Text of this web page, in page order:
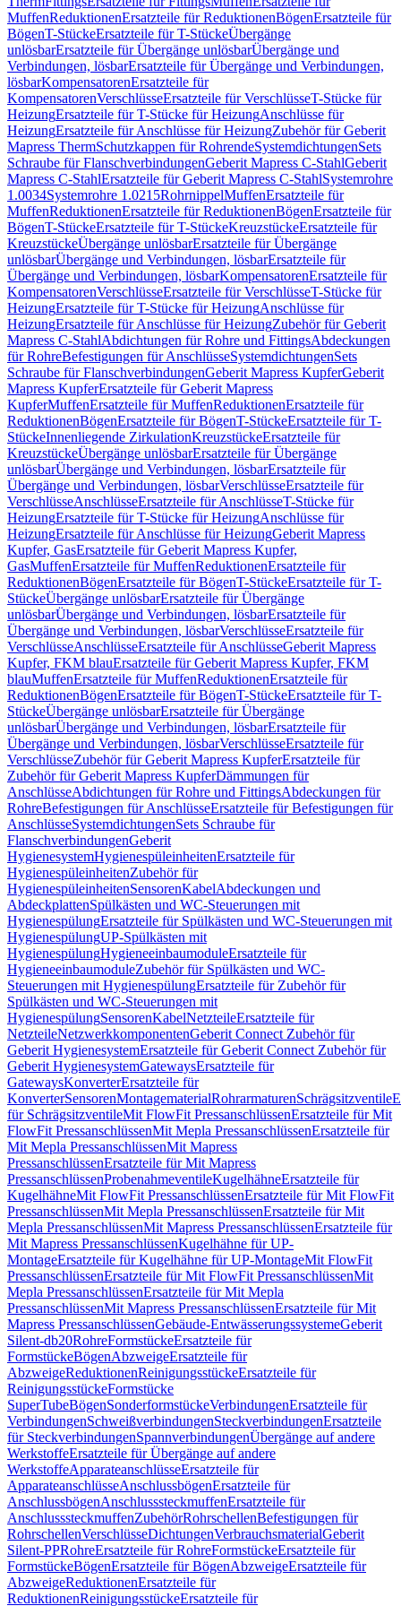
MuffenReduktionenErsatzteile für ReduktionenBögenErsatzteile für
BögenT-StückeErsatzteile für T-StückeÜbergänge
unlösbarErsatzteile für Übergänge unlösbarÜbergänge und
Verbindungen, lösbarErsatzteile für Übergänge und Verbindungen,
lösbarKompensatorenErsatzteile für
KompensatorenVerschlüsseErsatzteile für VerschlüsseT-Stücke für
HeizungErsatzteile für T-Stücke für HeizungAnschlüsse für
HeizungErsatzteile für Anschlüsse für HeizungZubehör für Geberit
Mapress ThermSchutzkappen für RohrendeSystemdichtungenSets
Schraube für FlanschverbindungenGeberit Mapress C-StahlGeberit
Mapress C-StahlErsatzteile für Geberit Mapress C-StahlSystemrohre
1.0034Systemrohre 1.0215RohrnippelMuffenErsatzteile für
MuffenReduktionenErsatzteile für ReduktionenBögenErsatzteile für
BögenT-StückeErsatzteile für T-StückeKreuzstückeErsatzteile für
KreuzstückeÜbergänge unlösbarErsatzteile für Übergänge
unlösbarÜbergänge und Verbindungen, lösbarErsatzteile für
Übergänge und Verbindungen, lösbarKompensatorenErsatzteile für
KompensatorenVerschlüsseErsatzteile für VerschlüsseT-Stücke für
HeizungErsatzteile für T-Stücke für HeizungAnschlüsse für
HeizungErsatzteile für Anschlüsse für HeizungZubehör für Geberit
Mapress C-StahlAbdichtungen für Rohre und FittingsAbdeckungen
für RohreBefestigungen für AnschlüsseSystemdichtungenSets
Schraube für FlanschverbindungenGeberit Mapress KupferGeberit
Mapress KupferErsatzteile für Geberit Mapress
KupferMuffenErsatzteile für MuffenReduktionenErsatzteile für
ReduktionenBögenErsatzteile für BögenT-StückeErsatzteile für T-
StückeInnenliegende ZirkulationKreuzstückeErsatzteile für
KreuzstückeÜbergänge unlösbarErsatzteile für Übergänge
unlösbarÜbergänge und Verbindungen, lösbarErsatzteile für
Übergänge und Verbindungen, lösbarVerschlüsseErsatzteile für
VerschlüsseAnschlüsseErsatzteile für AnschlüsseT-Stücke für
HeizungErsatzteile für T-Stücke für HeizungAnschlüsse für
HeizungErsatzteile für Anschlüsse für HeizungGeberit Mapress
Kupfer, GasErsatzteile für Geberit Mapress Kupfer,
GasMuffenErsatzteile für MuffenReduktionenErsatzteile für
ReduktionenBögenErsatzteile für BögenT-StückeErsatzteile für T-
StückeÜbergänge unlösbarErsatzteile für Übergänge
unlösbarÜbergänge und Verbindungen, lösbarErsatzteile für
Übergänge und Verbindungen, lösbarVerschlüsseErsatzteile für
VerschlüsseAnschlüsseErsatzteile für AnschlüsseGeberit Mapress
Kupfer, FKM blauErsatzteile für Geberit Mapress Kupfer, FKM
blauMuffenErsatzteile für MuffenReduktionenErsatzteile für
ReduktionenBögenErsatzteile für BögenT-StückeErsatzteile für T-
StückeÜbergänge unlösbarErsatzteile für Übergänge
unlösbarÜbergänge und Verbindungen, lösbarErsatzteile für
Übergänge und Verbindungen, lösbarVerschlüsseErsatzteile für
VerschlüsseZubehör für Geberit Mapress KupferErsatzteile für
Zubehör für Geberit Mapress KupferDämmungen für
AnschlüsseAbdichtungen für Rohre und FittingsAbdeckungen für
RohreBefestigungen für AnschlüsseErsatzteile für Befestigungen für
AnschlüsseSystemdichtungenSets Schraube für
FlanschverbindungenGeberit
HygienesystemHygienespüleinheitenErsatzteile für
HygienespüleinheitenZubehör für
HygienespüleinheitenSensorenKabelAbdeckungen und
AbdeckplattenSpülkästen und WC-Steuerungen mit
HygienespülungErsatzteile für Spülkästen und WC-Steuerungen mit
HygienespülungUP-Spülkästen mit
HygienespülungHygieneeinbaumoduleErsatzteile für
HygieneeinbaumoduleZubehör für Spülkästen und WC-
Steuerungen mit HygienespülungErsatzteile für Zubehör für
Spülkästen und WC-Steuerungen mit
HygienespülungSensorenKabelNetzteileErsatzteile für
NetzteileNetzwerkkomponentenGeberit Connect Zubehör für
Geberit HygienesystemErsatzteile für Geberit Connect Zubehör für
Geberit HygienesystemGatewaysErsatzteile für
GatewaysKonverterErsatzteile für
KonverterSensorenMontagematerialRohrarmaturenSchrägsitzventile
für SchrägsitzventileMit FlowFit PressanschlüssenErsatzteile für Mit
FlowFit PressanschlüssenMit Mepla PressanschlüssenErsatzteile für
Mit Mepla PressanschlüssenMit Mapress
PressanschlüssenErsatzteile für Mit Mapress
PressanschlüssenProbenahmeventileKugelhähneErsatzteile für
KugelhähneMit FlowFit PressanschlüssenErsatzteile für Mit FlowFit
PressanschlüssenMit Mepla PressanschlüssenErsatzteile für Mit
Mepla PressanschlüssenMit Mapress PressanschlüssenErsatzteile für
Mit Mapress PressanschlüssenKugelhähne für UP-
MontageErsatzteile für Kugelhähne für UP-MontageMit FlowFit
PressanschlüssenErsatzteile für Mit FlowFit PressanschlüssenMit
Mepla PressanschlüssenErsatzteile für Mit Mepla
PressanschlüssenMit Mapress PressanschlüssenErsatzteile für Mit
Mapress PressanschlüssenGebäude-EntwässerungssystemeGeberit
Silent-db20RohreFormstückeErsatzteile für
FormstückeBögenAbzweigeErsatzteile für
AbzweigeReduktionenReinigungsstückeErsatzteile für
ReinigungsstückeFormstücke
SuperTubeBögenSonderformstückeVerbindungenErsatzteile für
VerbindungenSchweißverbindungenSteckverbindungenErsatzteile
für SteckverbindungenSpannverbindungenÜbergänge auf andere
WerkstoffeErsatzteile für Übergänge auf andere
WerkstoffeApparateanschlüsseErsatzteile für
ApparateanschlüsseAnschlussbögenErsatzteile für
AnschlussbögenAnschlusssteckmuffenErsatzteile für
AnschlusssteckmuffenZubehörRohrschellenBefestigungen für
RohrschellenVerschlüsseDichtungenVerbrauchsmaterialGeberit
Silent-PPRohreErsatzteile für RohreFormstückeErsatzteile für
FormstückeBögenErsatzteile für BögenAbzweigeErsatzteile für
AbzweigeReduktionenErsatzteile für
ReduktionenReinigungsstückeErsatzteile für